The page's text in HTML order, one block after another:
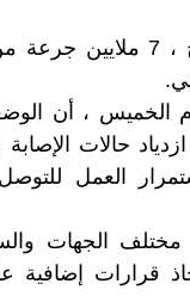
يشار إلى أن المغرب تلقى لحد الآن 8.5
، أن الوضعية
حالات الإصابة
العمل
الجهات
قرارات